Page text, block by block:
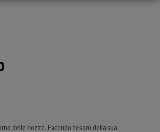
delle nozze. Facendo tesoro della sua